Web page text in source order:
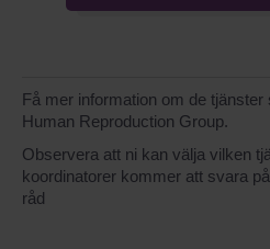
Få mer information om de
Human Reproduction Group.
Observera att ni kan välja vilken
koordinatorer kommer att svara
råd